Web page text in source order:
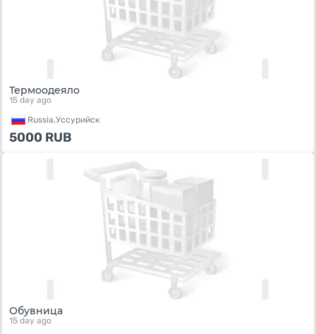
Термоодеяло
15 day ago
Russia,Уссурийск
5000 RUB
Обувница
15 day ago